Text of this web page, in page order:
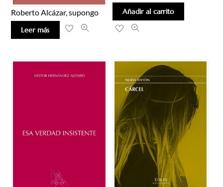
Roberto Alcázar, supongo
Leer más
Añadir al carrito